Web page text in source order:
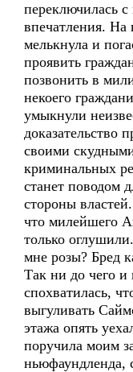
переключилась
впечатления. На
мелькнула и
проявить
позвонить в
некоего
умыкнули
доказательство
своими
криминальных
станет поводом
стороны
что милейшего
только
мне розы? Бред
Так ни до чего и
спохватилась,
выгуливать
этажа опять
поручила моим
ньюфаундленда,